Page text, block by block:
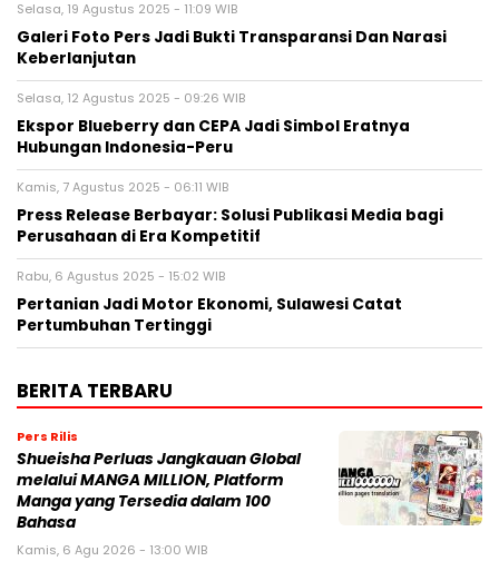
Selasa, 19 Agustus 2025 - 11:09 WIB
Galeri Foto Pers Jadi Bukti Transparansi Dan Narasi
Keberlanjutan
Selasa, 12 Agustus 2025 - 09:26 WIB
Ekspor Blueberry dan CEPA Jadi Simbol Eratnya
Hubungan Indonesia-Peru
Kamis, 7 Agustus 2025 - 06:11 WIB
Press Release Berbayar: Solusi Publikasi Media bagi
Perusahaan di Era Kompetitif
Rabu, 6 Agustus 2025 - 15:02 WIB
Pertanian Jadi Motor Ekonomi, Sulawesi Catat
Pertumbuhan Tertinggi
BERITA TERBARU
Pers Rilis
Shueisha Perluas Jangkauan Global
melalui MANGA MILLION, Platform
Manga yang Tersedia dalam 100
Bahasa
Kamis, 6 Agu 2026 - 13:00 WIB